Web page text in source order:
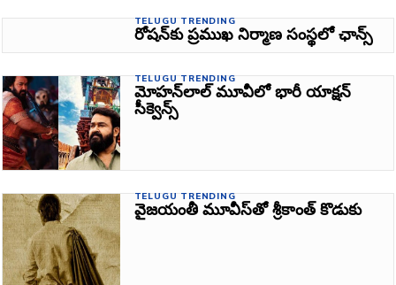
TELUGU TRENDING
రోషన్‌కు ప్రముఖ నిర్మాణ సంస్థలో ఛాన్స్
TELUGU TRENDING
మోహన్‌లాల్ మూవీలో భారీ యాక్షన్
సీక్వెన్స్
TELUGU TRENDING
వైజయంతీ మూవీస్‌తో శ్రీకాంత్‌ కొడుకు